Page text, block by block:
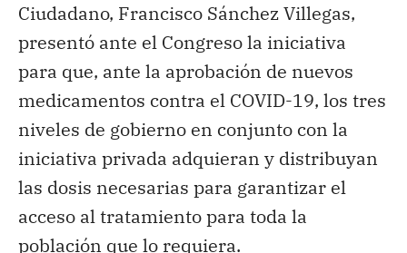
Ciudadano, Francisco Sánchez Villegas,
presentó ante el Congreso la iniciativa
para que, ante la aprobación de nuevos
medicamentos contra el COVID-19, los tres
niveles de gobierno en conjunto con la
iniciativa privada adquieran y distribuyan
las dosis necesarias para garantizar el
acceso al tratamiento para toda la
población que lo requiera.